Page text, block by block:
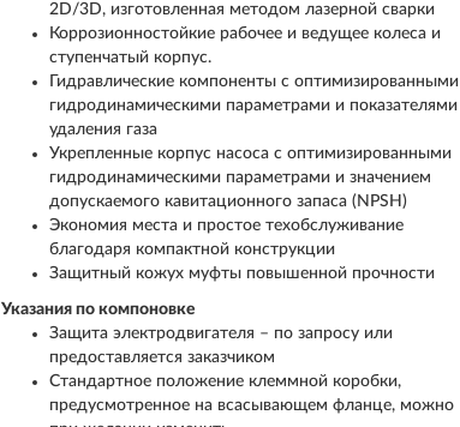
2D/3D, изготовленная методом лазерной сварки
Коррозионностойкие рабочее и ведущее колеса и
ступенчатый корпус.
Гидравлические компоненты с оптимизированными
гидродинамическими параметрами и показателями
удаления газа
Укрепленные корпус насоса с оптимизированными
гидродинамическими параметрами и значением
допускаемого кавитационного запаса (NPSH)
Экономия места и простое техобслуживание
благодаря компактной конструкции
Защитный кожух муфты повышенной прочности
Указания по компоновке
Защита электродвигателя – по запросу или
предоставляется заказчиком
Стандартное положение клеммной коробки,
предусмотренное на всасывающем фланце, можно